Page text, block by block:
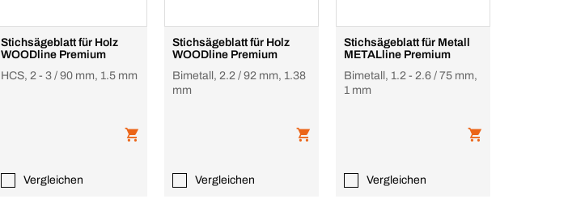
Stichsägeblatt für Holz
WOODline Premium
HCS, 2 - 3 / 90 mm, 1.5 mm
Vergleichen
Stichsägeblatt für Holz
WOODline Premium
Bimetall, 2.2 / 92 mm, 1.38
mm
Vergleichen
Stichsägeblatt für Metall
METALline Premium
Bimetall, 1.2 - 2.6 / 75 mm,
1 mm
Vergleichen